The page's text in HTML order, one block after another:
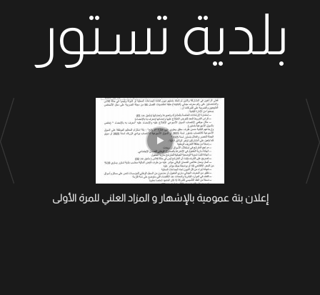
بلدية تستور
إعلان بتة عمومية بالإشهار و المزاد العلني للمرة الأولى